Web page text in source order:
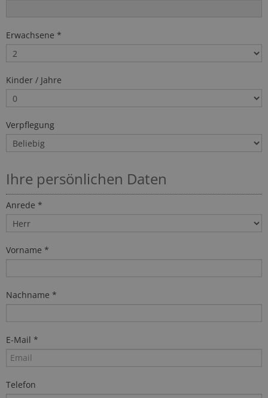
Erwachsene *
Kinder / Jahre
Verpflegung
Ihre persönlichen Daten
Anrede *
Vorname *
Nachname *
E-Mail *
Telefon